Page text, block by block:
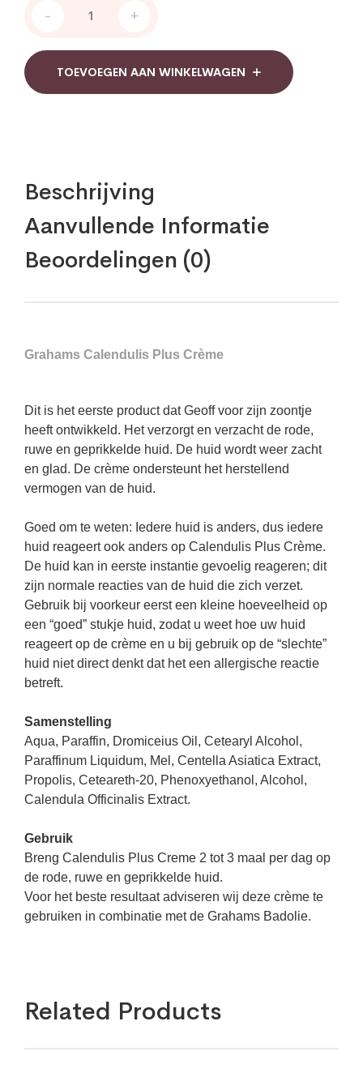
Calendulis
Cream
quantity
- +
TOEVOEGEN AAN WINKELWAGEN
Beschrijving
Aanvullende Informatie
Beoordelingen (0)
Grahams Calendulis Plus Crème
Dit is het eerste product dat Geoff voor zijn zoontje
heeft ontwikkeld. Het verzorgt en verzacht de rode,
ruwe en geprikkelde huid. De huid wordt weer zacht
en glad. De crème ondersteunt het herstellend
vermogen van de huid.
Goed om te weten: Iedere huid is anders, dus iedere
huid reageert ook anders op Calendulis Plus Crème.
De huid kan in eerste instantie gevoelig reageren; dit
zijn normale reacties van de huid die zich verzet.
Gebruik bij voorkeur eerst een kleine hoeveelheid op
een “goed” stukje huid, zodat u weet hoe uw huid
reageert op de crème en u bij gebruik op de “slechte”
huid niet direct denkt dat het een allergische reactie
betreft.
Samenstelling
Aqua, Paraffin, Dromiceius Oil, Cetearyl Alcohol,
Paraffinum Liquidum, Mel, Centella Asiatica Extract,
Propolis, Ceteareth-20, Phenoxyethanol, Alcohol,
Calendula Officinalis Extract.
Gebruik
Breng Calendulis Plus Creme 2 tot 3 maal per dag op
de rode, ruwe en geprikkelde huid.
Voor het beste resultaat adviseren wij deze crème te
gebruiken in combinatie met de Grahams Badolie.
Related Products